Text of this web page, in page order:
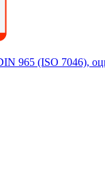
965 (ISO 7046),